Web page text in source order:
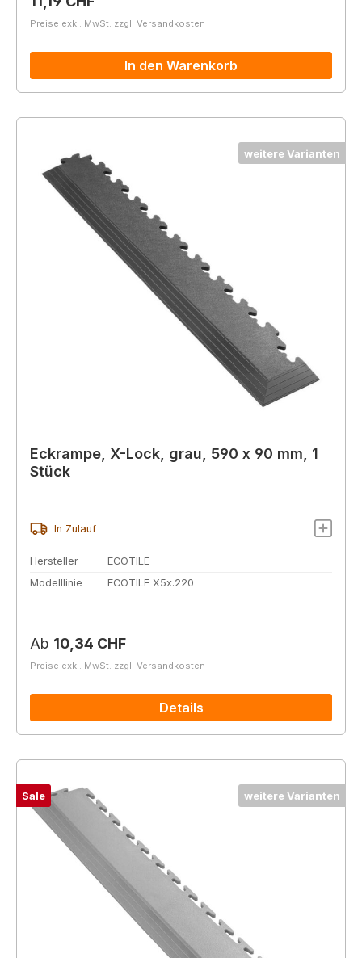
Preise exkl. MwSt. zzgl. Versandkosten
In den Warenkorb
weitere Varianten
Eckrampe, X-Lock, grau, 590 x 90 mm, 1
Stück
In Zulauf
Hersteller
ECOTILE
Modelllinie
ECOTILE X5x.220
Regulärer Preis:
Ab 10,34 CHF
Preise exkl. MwSt. zzgl. Versandkosten
Details
weitere Varianten
Sale